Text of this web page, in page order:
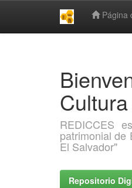
Página
REDICCES
patrimonial de
El Salvador"
Repositorio